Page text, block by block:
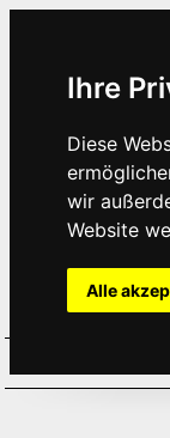
Ihre
Diese
wir
Website
Alle